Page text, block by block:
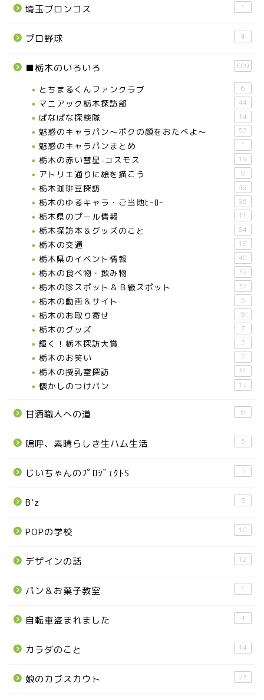
埼玉ブロンコス 1
プロ野球 4
■栃木のいろいろ 609
とちまるくんファンクラブ 6
マニアック栃木探訪部 44
ぱなぱな探検隊 14
魅惑のキャラパン～ボクの顔をおたべよ～ 57
魅惑のキャラパンまとめ 1
栃木の赤い彗星-コスモス 19
アトリエ通りに絵を描こう 8
栃木珈琲豆探訪 42
栃木のゆるキャラ・ご当地ﾋｰﾛｰ 96
栃木県のプール情報 11
栃木探訪本＆グッズのこと 84
栃木の交通 18
栃木県のイベント情報 40
栃木の食べ物・飲み物 39
栃木の珍スポット＆Ｂ級スポット 37
栃木の動画＆サイト 5
栃木のお取り寄せ 9
栃木のグッズ 7
輝く！栃木探訪大賞 7
栃木のお笑い 7
栃木の授乳室探訪 31
懐かしのつけパン 12
甘酒職人への道 6
嗚呼、素晴らしき生ハム生活 5
じいちゃんのﾌﾟﾛｼﾞｪｸﾄS 5
B’z 3
POPの学校 10
デザインの話 12
パン＆お菓子教室 1
自転車盗まれました 4
カラダのこと 14
娘のカブスカウト 23